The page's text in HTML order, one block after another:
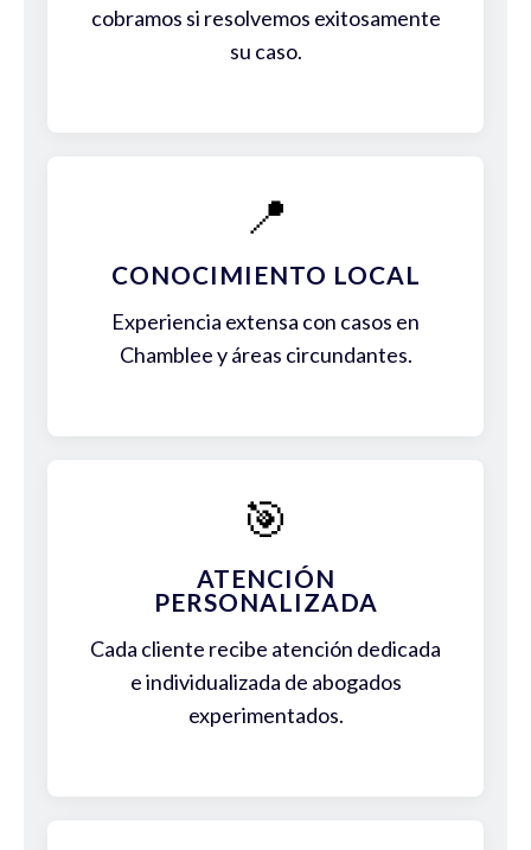
cobramos si resolvemos exitosamente
su caso.
📍
CONOCIMIENTO LOCAL
Experiencia extensa con casos en
Chamblee y áreas circundantes.
🎯
ATENCIÓN
PERSONALIZADA
Cada cliente recibe atención dedicada
e individualizada de abogados
experimentados.